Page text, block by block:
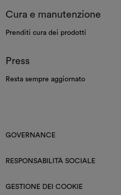
Cura e manutenzione
Prenditi cura dei prodotti
Press
Resta sempre aggiornato
GOVERNANCE
RESPONSABILITÀ SOCIALE
GESTIONE DEI COOKIE